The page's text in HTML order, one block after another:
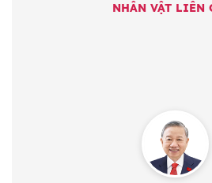
NHÂN VẬT LIÊN